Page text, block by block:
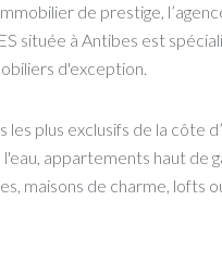
de prestige,
située à Antibes est
d'exception.
plus exclusifs de la côte
appartements haut de
maisons de charme, lofts